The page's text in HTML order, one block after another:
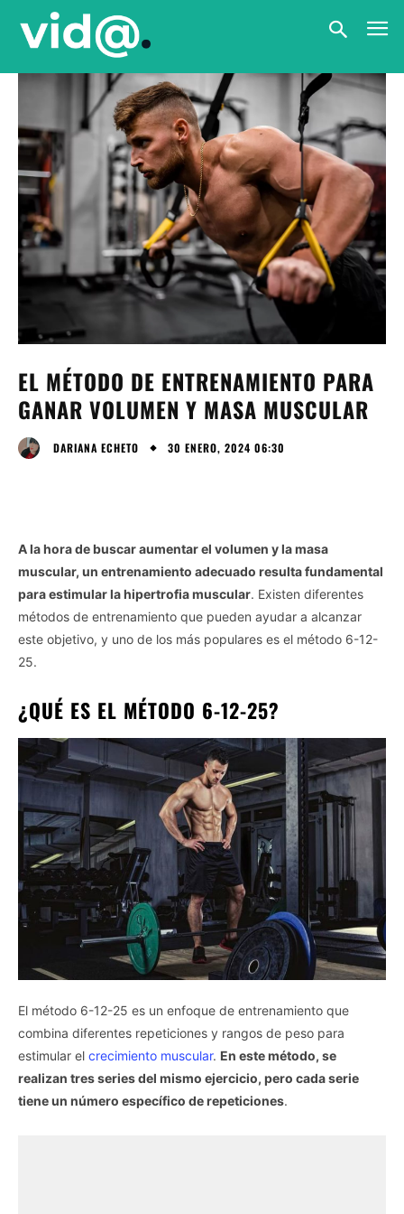
EL MÉTODO DE ENTRENAMIENTO PARA
GANAR VOLUMEN Y MASA MUSCULAR
DARIANA ECHETO 30 ENERO, 2024 06:30
A la hora de buscar aumentar el volumen y la masa
muscular, un entrenamiento adecuado resulta fundamental
para estimular la hipertrofia muscular. Existen diferentes
métodos de entrenamiento que pueden ayudar a alcanzar
este objetivo, y uno de los más populares es el método 6-12-
25.
¿QUÉ ES EL MÉTODO 6-12-25?
El método 6-12-25 es un enfoque de entrenamiento que
combina diferentes repeticiones y rangos de peso para
estimular el crecimiento muscular. En este método, se
realizan tres series del mismo ejercicio, pero cada serie
tiene un número específico de repeticiones.